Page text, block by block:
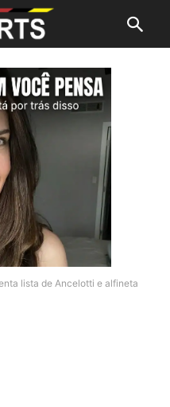
lista de Ancelotti e alfineta